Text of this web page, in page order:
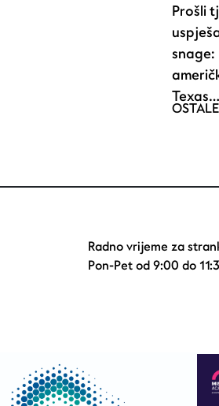
Prošli
Texas…
Radno vrijeme za
Pon-Pet od 9:00 do